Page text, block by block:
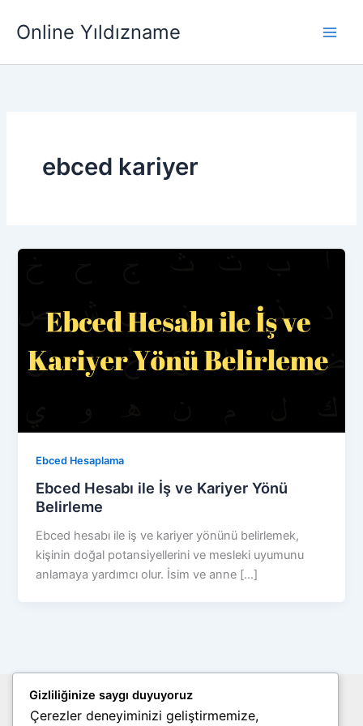
atlaOnline Yıldızname
ebced kariyer
Ebced Hesaplama
Ebced Hesabı ile İş ve Kariyer Yönü
Belirleme
Ebced hesabı ile iş ve kariyer yönünü belirlemek,
kişinin doğal potansiyellerini ve mesleki uyumunu
anlamaya yardımcı olur. İsim ve anne […]
Site Haritası
Gizlilik Politikası
Gizliliğinize saygı duyuyoruz
Çerezler deneyiminizi geliştirmemize,